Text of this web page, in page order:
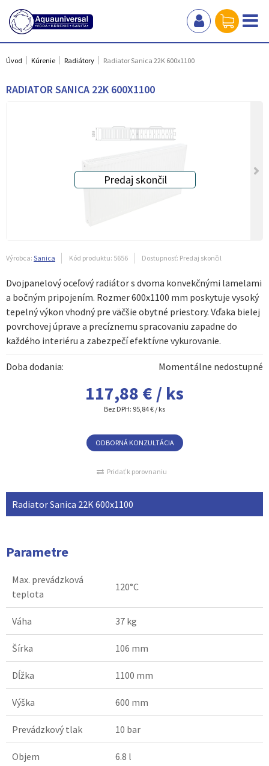
Úvod Kúrenie Radiátory Radiator Sanica 22K 600x1100
RADIATOR SANICA 22K 600X1100
Výrobca: Sanica Kód produktu: 5656 Dostupnosť: Predaj skončil
Dvojpanelový oceľový radiátor s dvoma konvekčnými lamelami
a bočným pripojením. Rozmer 600x1100 mm poskytuje vysoký
tepelný výkon vhodný pre väčšie obytné priestory. Vďaka bielej
povrchovej úprave a precíznemu spracovaniu zapadne do
každého interiéru a zabezpečí efektívne vykurovanie.
Doba dodania: Momentálne nedostupné
117,88 € / ks
Bez DPH: 95,84 € / ks
ODBORNÁ KONZULTÁCIA
Pridať k porovnaniu
Radiator Sanica 22K 600x1100
Parametre
Max. prevádzková
teplota
120°C
Váha 37 kg
Šírka 106 mm
Dĺžka 1100 mm
Výška 600 mm
Prevádzkový tlak 10 bar
Objem 6.8 l